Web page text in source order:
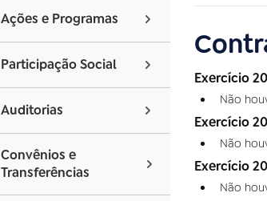
Ações e Programas
Participação Social
Auditorias
Convênios e
Transferências
Exercício
Não
Exercício
Não
Exercício
Não